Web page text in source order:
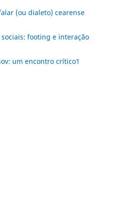
(ou dialeto) cearense
footing e interação
um encontro crítico1